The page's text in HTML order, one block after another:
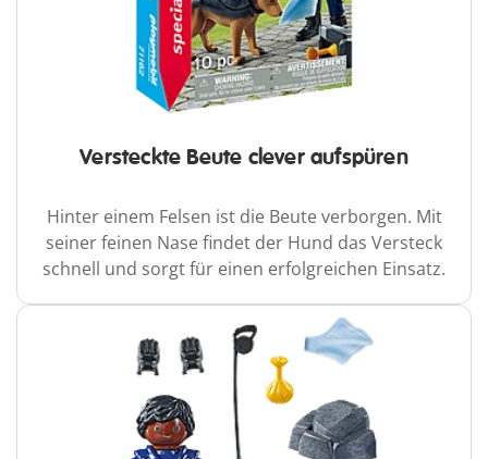
Versteckte Beute clever aufspüren
Hinter einem Felsen ist die Beute verborgen. Mit
seiner feinen Nase findet der Hund das Versteck
schnell und sorgt für einen erfolgreichen Einsatz.